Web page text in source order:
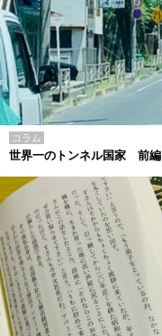
コラム
世界一のトンネル国家 前編